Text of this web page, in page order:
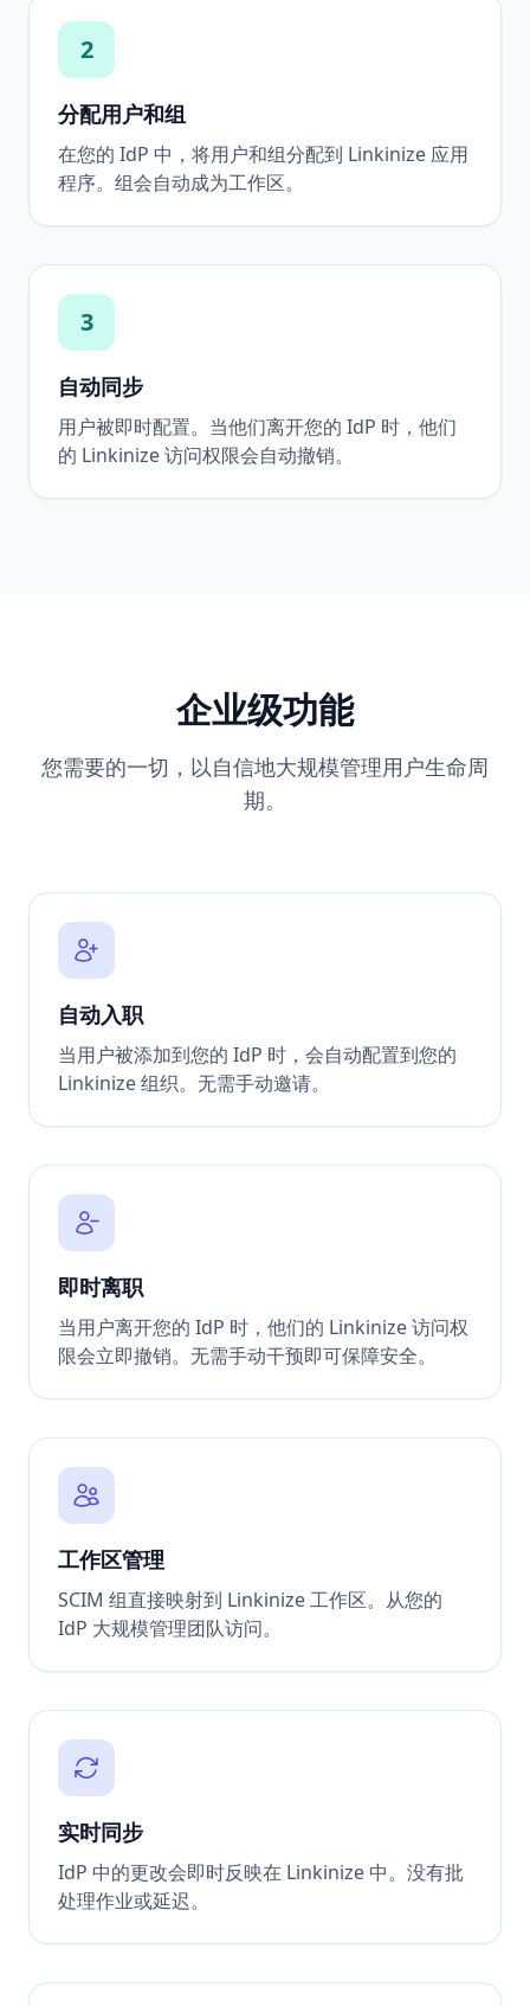
2
分配用户和组
在您的 IdP 中，将用户和组分配到 Linkinize 应用
程序。组会自动成为工作区。
3
自动同步
用户被即时配置。当他们离开您的 IdP 时，他们
的 Linkinize 访问权限会自动撤销。
企业级功能
您需要的一切，以自信地大规模管理用户生命周
期。
自动入职
当用户被添加到您的 IdP 时，会自动配置到您的
Linkinize 组织。无需手动邀请。
即时离职
当用户离开您的 IdP 时，他们的 Linkinize 访问权
限会立即撤销。无需手动干预即可保障安全。
工作区管理
SCIM 组直接映射到 Linkinize 工作区。从您的
IdP 大规模管理团队访问。
实时同步
IdP 中的更改会即时反映在 Linkinize 中。没有批
处理作业或延迟。